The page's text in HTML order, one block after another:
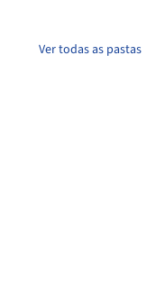
Ver todas as pastas